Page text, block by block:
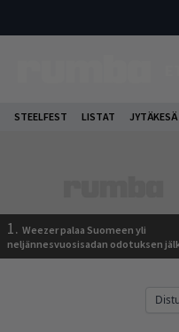
STEELFEST LISTAT JYTÄKESÄ
1. Weezer palaa Suomeen yli
neljännesvuosisadan odotuksen